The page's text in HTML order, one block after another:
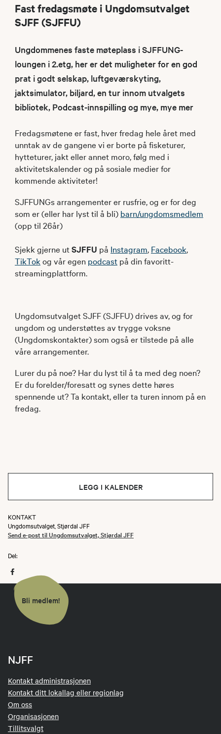
Fast fredagsmøte i Ungdomsutvalget
SJFF (SJFFU)
Ungdommenes faste møteplass i SJFFUNG-
loungen i 2.etg, her er det muligheter for en god
prat i godt selskap, luftgeværskyting,
jaktsimulator, biljard, en tur innom utvalgets
bibliotek, Podcast-innspilling og mye, mye mer
Fredagsmøtene er fast, hver fredag hele året med
unntak av de gangene vi er borte på fisketurer,
hytteturer, jakt eller annet moro, følg med i
aktivitetskalender og på sosiale medier for
kommende aktiviteter!
SJFFUNGs arrangementer er rusfrie, og er for deg
som er (eller har lyst til å bli) barn/ungdomsmedlem
(opp til 26år)
Sjekk gjerne utSJFFU på Instagram, Facebook,
TikTok og vår egen podcast på din favoritt-
streamingplattform.
Ungdomsutvalget SJFF (SJFFU) drives av, og for
ungdom og understøttes av trygge voksne
(Ungdomskontakter) som også er tilstede på alle
våre arrangementer.
Lurer du på noe? Har du lyst til å ta med deg noen?
Er du forelder/foresatt og synes dette høres
spennende ut? Ta kontakt, eller ta turen innom på en
fredag.
LEGG I KALENDER
KONTAKT
Ungdomsutvalget, Stjørdal JFF
Send e-post til Ungdomsutvalget, Stjørdal JFF
Del:
Bli medlem!
NJFF
Kontakt administrasjonen
Kontakt ditt lokallag eller regionlag
Om oss
Organisasjonen
Tillitsvalgt